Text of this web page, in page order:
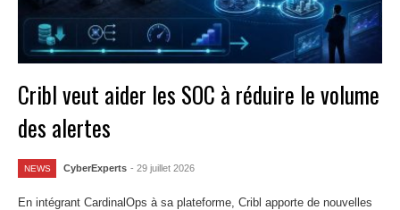
Cribl veut aider les SOC à réduire le volume
des alertes
NEWS CyberExperts - 29 juillet 2026
En intégrant CardinalOps à sa plateforme, Cribl apporte de nouvelles